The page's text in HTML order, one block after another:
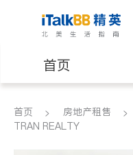
首页
医生
首页 房地产租售
TRAN REALTY